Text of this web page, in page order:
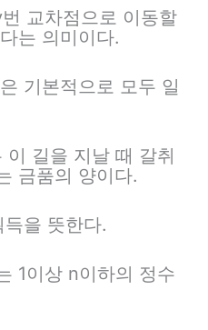
교차점으로 이동할
는 의미이다.
기본적으로 모두 일
길을 지날 때 갈취
금품의 양이다.
을 뜻한다.
1이상 n이하의 정수